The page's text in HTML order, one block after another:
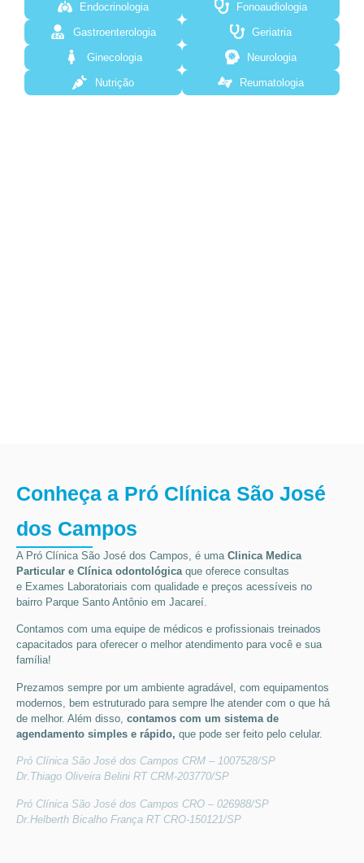
Endocrinologia Fonoaudiologia
Gastroenterologia Geriatria
Ginecologia Neurologia
Nutrição Reumatologia
Conheça a Pró Clínica São José
dos Campos
A Pró Clínica São José dos Campos, é uma Clinica Medica
Particular e Clínica odontológicaque oferece consultas
e Exames Laboratoriais com qualidade e preços acessíveis no
bairro Parque Santo Antônio em Jacareí.
Contamos com uma equipe de médicos e profissionais treinados
capacitados para oferecer o melhor atendimento para você e sua
família!
Prezamos sempre por um ambiente agradável, com equipamentos
modernos, bem estruturado para sempre lhe atender com o que há
de melhor. Além disso, contamos com um sistema de
agendamento simples e rápido, que pode ser feito pelo celular.
Pró Clínica São José dos Campos CRM – 1007528/SP
Dr.Thiago Oliveira Belini RT CRM-203770/SP
Pró Clínica São José dos Campos CRO – 026988/SP
Dr.Helberth Bicalho França RT CRO-150121/SP